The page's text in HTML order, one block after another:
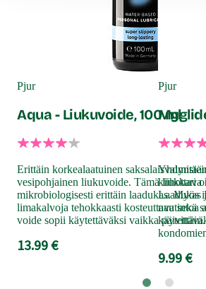
Pjur
Aqua - Liukuvoide, 100 ml
Erittäin korkealaatuinen
vesipohjainen liukuvoide. Tämä liukkari
mikrobiologisesti erittäin laadukas. Myös
limakalvoja tehokkaasti kosteuttava sekä
voide sopii käytettäväksi vaikka päivittäin.
13.99 €
Pjur
kiihottava
Laadukas
nautintoa
9.99 €